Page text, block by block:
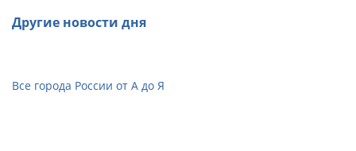
Другие новости дня
Все города России от А до Я